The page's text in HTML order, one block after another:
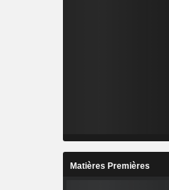
Matières Premières